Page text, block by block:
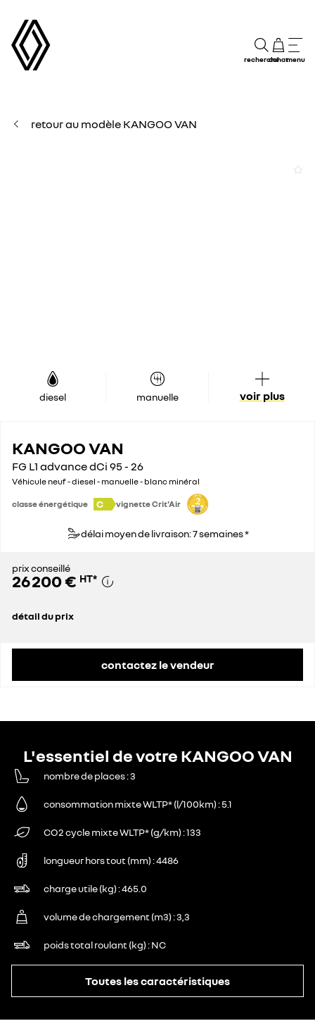
rechercheachatmenu
retour au modèle KANGOO VAN
diesel manuelle voir plus
KANGOO VAN
FG L1 advance dCi 95 - 26
Véhicule neuf - diesel - manuelle - blanc minéral
classe énergétique C vignette Crit'Air
délai moyen de livraison: 7 semaines *
prix conseillé
26 200 € HT*
détail du prix
contactez le vendeur
L'essentiel de votre KANGOO VAN
nombre de places 3
consommation mixte WLTP* (l/100km) 5.1
CO2 cycle mixte WLTP* (g/km) 133
longueur hors tout (mm) 4486
charge utile (kg) 465.0
volume de chargement (m3) 3,3
poids total roulant (kg) NC
Toutes les caractéristiques